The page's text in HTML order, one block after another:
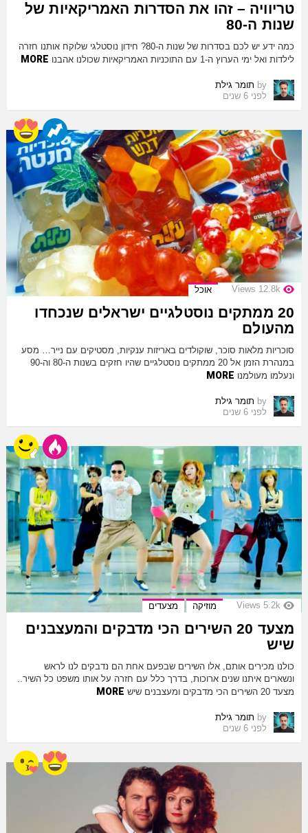
טריוויה – זהו את הסדרות האמריקאיות של
שנות ה-80
כמה ידע יש לכם בסדרות של שנות ה-80? חידון נוסטלגי שלוקח אותנו חזרה
לילדות ואל ימי הערוץ ה-1 עם התוכניות האמריקאיות שכולנו אהבנו
MORE
by תומר גילת
לפני 6 שנים
12.8k
Views אוכל
20 ממתקים נוסטלגיים ישראלים שנכחדו
מהעולם
סוכריות מלאות סוכר, שוקולדים באריזות ענקיות, מסטיקים עם נייר… מסע
במנהרת הזמן אל 20 ממתקים נוסטלגיים שהיו חזקים בשנות ה-80 וה-90
ונעלמו מעולמנו MORE
by תומר גילת
לפני 6 שנים
5.2k
Views מוזיקה מצעדים
מצעד 20 השירים הכי מדבקים והמעצבנים
שיש
כולנו מכירים אותם, אלו השירים שבפעם אחת הם נדבקים לנו לראש
ונשארים איתנו שנים ארוכות, בדרך כלל עם חזרה על אותו משפט כל השיר..
מצעד 20 השירים הכי מדבקים ומעצבנים שיש
MORE
by תומר גילת
לפני 6 שנים